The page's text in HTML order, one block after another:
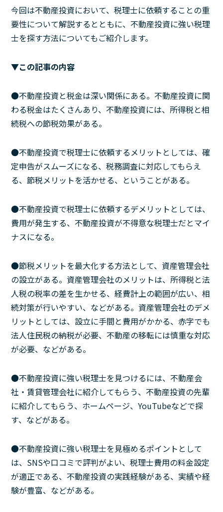
今回は不動産投資において、税理士に依頼することの重
要性について解説するとともに、不動産投資に強い税理
士を探す方法についてもご紹介します。
▼この記事の内容
●不動産投資と税金は深い関係にある。不動産投資に関
わる税金はたくさんあり、不動産投資には、所得税と相
続税への節税効果がある。
●不動産投資で税理士に依頼するメリットとしては、確
定申告がスムーズになる、税務調査に対応してもらえ
る、節税メリットを活かせる、ということがある。
●不動産投資で税理士に依頼するデメリットとしては、
費用が発生する、不動産投資が不得意な税理士だとマイ
ナスになる。
●節税メリットを最大化する方法として、資産管理会社
の設立がある。資産管理会社のメリットは、所得税と法
人税の税率の差を生かせる、経費計上の範囲が広い、相
続対策が行いやすい、などがある。資産管理会社のデメ
リットとしては、設立に手間と費用がかかる、赤字でも
法人住民税の納税が必要、不動産の移転には慎重な対応
が必要、などがある。
●不動産投資に強い税理士を見つけるには、不動産会
社・賃貸管理会社に紹介してもらう、不動産投資の先輩
に紹介してもらう、ホームページ、YouTubeなどで探
す、などがある。
●不動産投資に強い税理士を見極めるポイントとして
は、SNSや口コミで評判がよい、税理士費用の料金設定
が適正である、不動産投資の実践経験がある、実績や経
験が豊富、などがある。